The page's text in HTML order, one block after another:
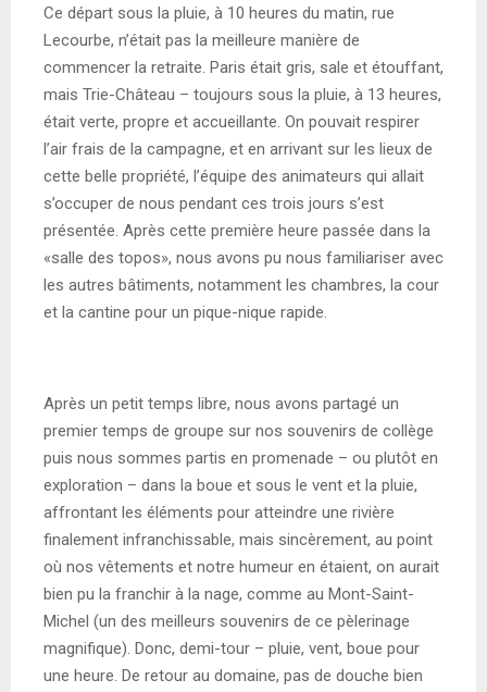
Ce départ sous la pluie, à 10 heures du matin, rue
Lecourbe, n’était pas la meilleure manière de
commencer la retraite. Paris était gris, sale et étouffant,
mais Trie-Château – toujours sous la pluie, à 13 heures,
était verte, propre et accueillante. On pouvait respirer
l’air frais de la campagne, et en arrivant sur les lieux de
cette belle propriété, l’équipe des animateurs qui allait
s’occuper de nous pendant ces trois jours s’est
présentée. Après cette première heure passée dans la
«salle des topos», nous avons pu nous familiariser avec
les autres bâtiments, notamment les chambres, la cour
et la cantine pour un pique-nique rapide.
Après un petit temps libre, nous avons partagé un
premier temps de groupe sur nos souvenirs de collège
puis nous sommes partis en promenade – ou plutôt en
exploration – dans la boue et sous le vent et la pluie,
affrontant les éléments pour atteindre une rivière
finalement infranchissable, mais sincèrement, au point
où nos vêtements et notre humeur en étaient, on aurait
bien pu la franchir à la nage, comme au Mont-Saint-
Michel (un des meilleurs souvenirs de ce pèlerinage
magnifique). Donc, demi-tour – pluie, vent, boue pour
une heure. De retour au domaine, pas de douche bien